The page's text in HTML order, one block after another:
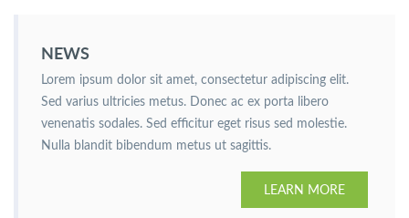
NEWS
Lorem ipsum dolor sit amet, consectetur adipiscing elit.
Sed varius ultricies metus. Donec ac ex porta libero
venenatis sodales. Sed efficitur eget risus sed molestie.
Nulla blandit bibendum metus ut sagittis.
LEARN MORE